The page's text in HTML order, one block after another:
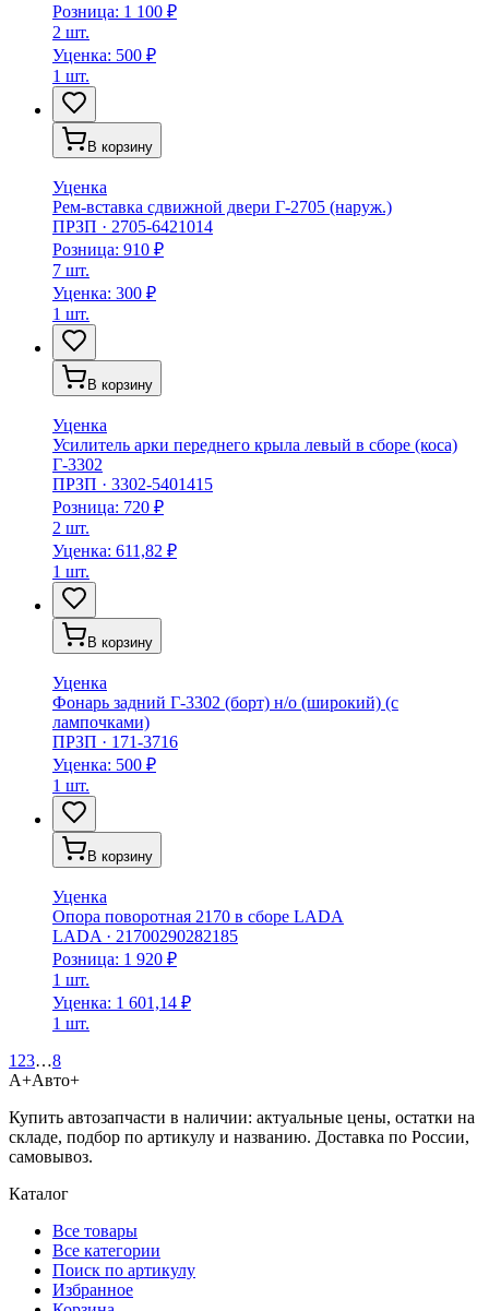
Розница: 1 100 ₽
2 шт.
Уценка: 500 ₽
1 шт.
В корзину
Уценка
Рем-вставка сдвижной двери Г-2705 (наруж.)
ПРЗП · 2705-6421014
Розница: 910 ₽
7 шт.
Уценка: 300 ₽
1 шт.
В корзину
Уценка
Усилитель арки переднего крыла левый в сборе (коса)
Г-3302
ПРЗП · 3302-5401415
Розница: 720 ₽
2 шт.
Уценка: 611,82 ₽
1 шт.
В корзину
Уценка
Фонарь задний Г-3302 (борт) н/о (широкий) (с
лампочками)
ПРЗП · 171-3716
Уценка: 500 ₽
1 шт.
В корзину
Уценка
Опора поворотная 2170 в сборе LADA
LADA · 21700290282185
Розница: 1 920 ₽
1 шт.
Уценка: 1 601,14 ₽
1 шт.
1 23…8
А+Авто+
Купить автозапчасти в наличии: актуальные цены, остатки на
складе, подбор по артикулу и названию. Доставка по России,
самовывоз.
Каталог
Все товары
Все категории
Поиск по артикулу
Избранное